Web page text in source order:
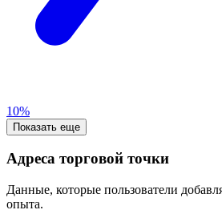
10%
Показать еще
Адреса торговой точки
Данные, которые пользователи
опыта.